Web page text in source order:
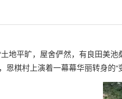
土地平旷，屋舍俨然，有良田美
恩棋村上演着一幕幕华丽转身的“